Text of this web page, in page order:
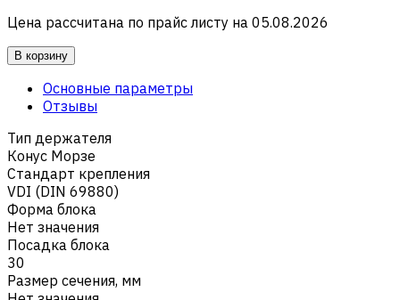
Цена рассчитана по прайс листу на 05.08.2026
В корзину
Основные параметры
Отзывы
Тип держателя
Конус Морзе
Стандарт крепления
VDI (DIN 69880)
Форма блока
Нет значения
Посадка блока
30
Размер сечения, мм